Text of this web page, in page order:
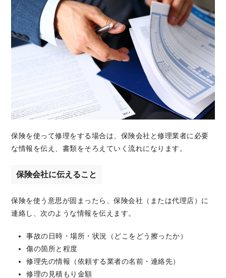
保険を使って修理をする場合は、保険会社と修理業者に必要
な情報を伝え、書類をそろえていく流れになります。
保険会社に伝えること
保険を使う意思が固まったら、保険会社（または代理店）に
連絡し、次のような情報を伝えます。
事故の日時・場所・状況（どこをどう擦ったか）
傷の箇所と程度
修理先の情報（依頼する業者の名前・連絡先）
修理の見積もり金額